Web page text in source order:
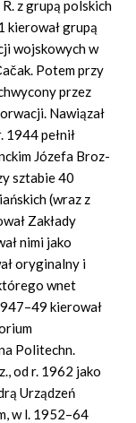
z grupą polskich
kierował grupą
wojskowych w
Potem przy
przez
Nawiązał
pełnił
Józefa Broz-
sztabie 40
(wraz z
Zakłady
nimi jako
oryginalny i
wnet
kierował
Politechn.
od r. 1962 jako
Urządzeń
w l. 1952–64